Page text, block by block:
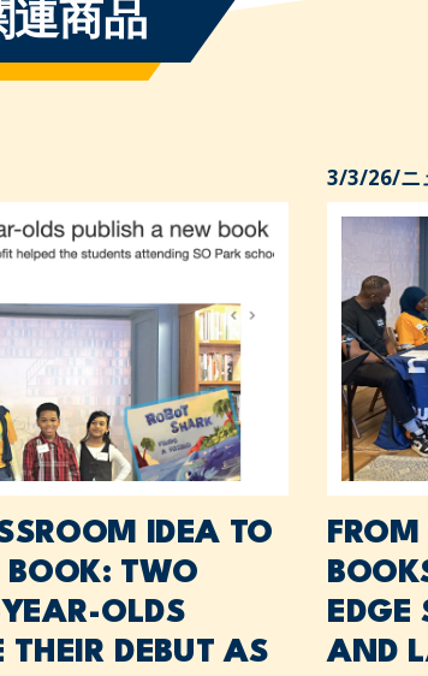
連商品
IDEA TO
BOOK: TWO
OLDS
THEIR DEBUT AS
3/3/26/ニ
EDGE
AND